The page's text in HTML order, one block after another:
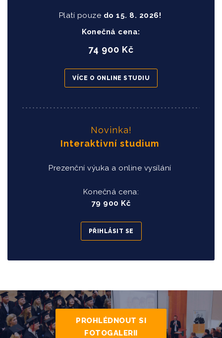
Platí pouze do 15. 8. 2026!
Konečná cena:
74 900 Kč
VÍCE O ONLINE STUDIU
Novinka!
Interaktivní studium
Prezenční výuka a online vysílání
Konečná cena:
79 900 Kč
PŘIHLÁSIT SE
PROHLÉDNOUT SI
FOTOGALERII